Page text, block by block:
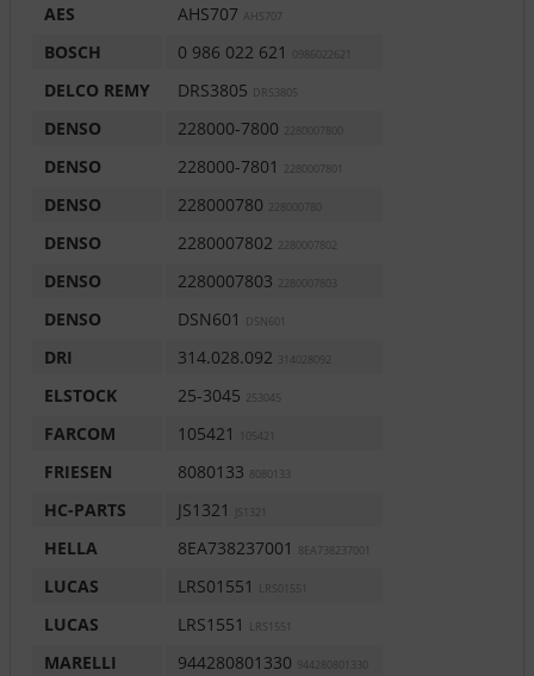
AES AHS707 AHS707
BOSCH 0 986 022 621 0986022621
DELCO REMY DRS3805 DRS3805
DENSO 228000-7800
DENSO 228000-7801 2280007801
DENSO 228000780
DENSO 2280007802
DENSO 2280007803
DENSO DSN601 DSN601
DRI 314.028.092 314028092
ELSTOCK 25-3045 253045
FARCOM 105421 105421
FRIESEN 8080133 8080133
HC-PARTS JS1321 JS1321
HELLA 8EA738237001 8EA738237001
LUCAS LRS01551 LRS01551
LUCAS LRS1551 LRS1551
MARELLI 944280801330 944280801330